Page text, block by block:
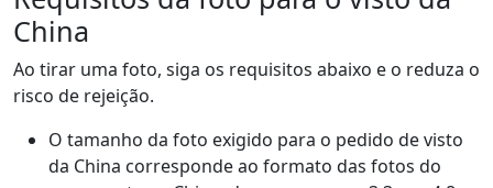
China
Ao tirar uma foto, siga os requisitos abaixo e o reduza o
risco de rejeição.
O tamanho da foto exigido para o pedido de visto
da China corresponde ao formato das fotos do